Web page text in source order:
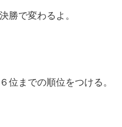
勝で変わるよ。
位までの順位をつける。